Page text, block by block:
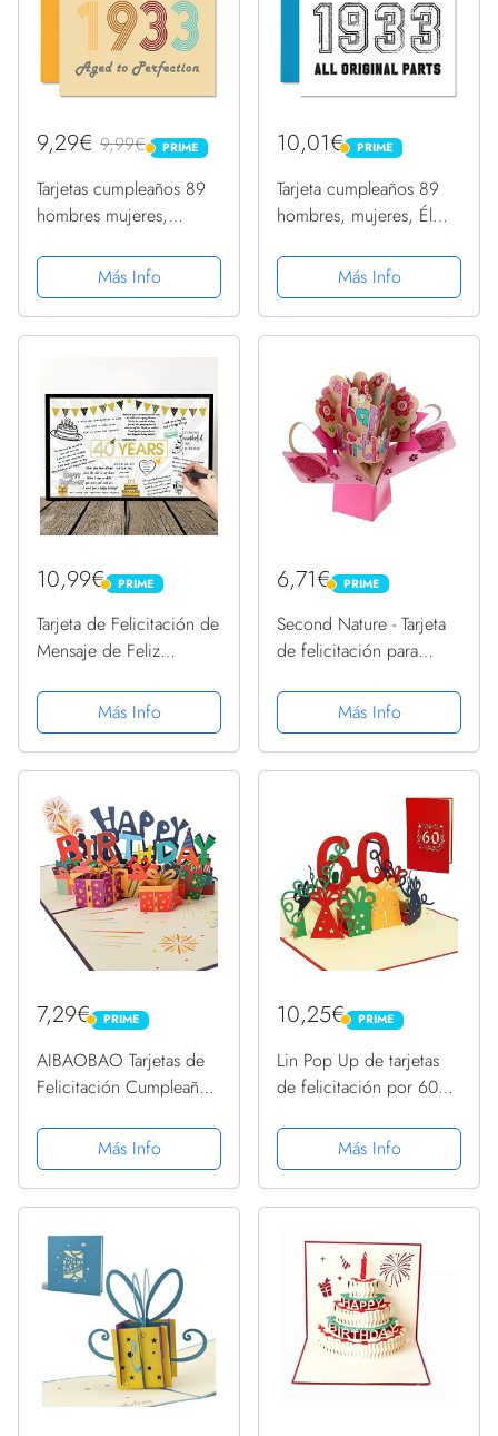
9,29€ 9,99€ PRIME
PRIME
Tarjetas cumpleaños 89
hombres mujeres,
a perfección, tarjeta
cumpleaños 89
divertidos ella, 145 mm x
Más Info
10,01€ PRIME
PRIME
Tarjeta cumpleaños 89
hombres, mujeres, Él
todas las piezas
originales, divertida
tarjeta cumpleaños 89
abuela,...
Más Info
10,99€ PRIME
PRIME
Tarjeta de Felicitación de
Mensaje de Feliz
Globo Gigante Negro y
Dorado Tarjeta de
Decoración de Fiesta
Libro...
Más Info
6,71€ PRIME
PRIME
Second Nature - Tarjeta
de felicitación para
3D con texto en
inglés"Happy birthday"
Más Info
7,29€ PRIME
PRIME
AIBAOBAO Tarjetas de
Felicitación Cumpleaños,
Creativa Emergente con
Happy Birthday Caja,
para Familia, Día del
Más Info
10,25€ PRIME
PRIME
Lin Pop Up de tarjetas
de felicitación por 60
de cumpleaños tarjetas
de felicitación Tarjetas
de felicitación
Más Info